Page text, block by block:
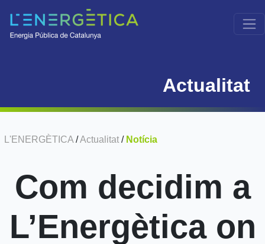
Actualitat
L'ENERGÈTICA /Actualitat / Notícia
Com decidim a
L’Energètica on